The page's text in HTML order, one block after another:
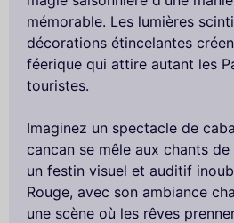
mémorable. Les lumières
décorations étincelantes
féerique qui attire autant les
touristes.
Imaginez un spectacle de
cancan se mêle aux chants
un festin visuel et auditif
Rouge, avec son ambiance
une scène où les rêves